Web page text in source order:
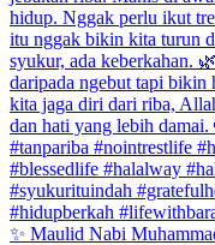
✨ Maulid Nabi